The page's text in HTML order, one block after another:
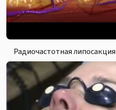
Радиочастотная липосакция